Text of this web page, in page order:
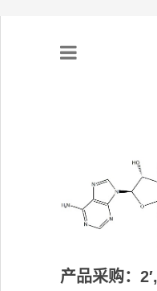
项目合作
产品需求
产品采购：